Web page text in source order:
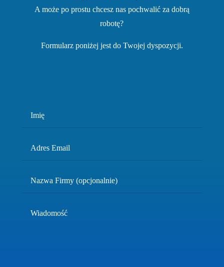
A może po prostu chcesz nas pochwalić za dobrą
robotę?
Formularz poniżej jest do Twojej dyspozycji.